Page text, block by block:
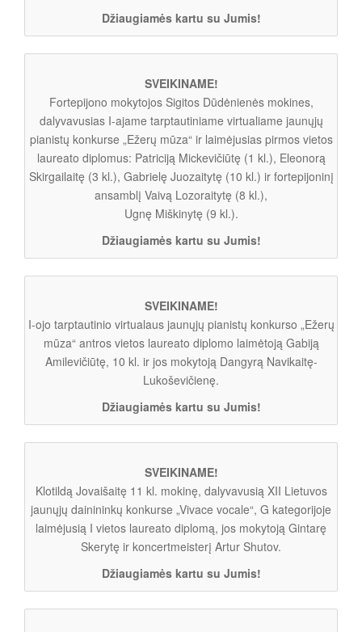
Džiaugiamės kartu su Jumis!
SVEIKINAME!
Fortepijono mokytojos Sigitos Dūdėnienės mokines,
dalyvavusias I-ajame tarptautiniame virtualiame jaunųjų
pianistų konkurse „Ežerų mūza“ ir laimėjusias pirmos vietos
laureato diplomus: Patriciją Mickevičiūtę (1 kl.), Eleonorą
Skirgailaitę (3 kl.), Gabrielę Juozaitytę (10 kl.) ir fortepijoninį
ansamblį Vaivą Lozoraitytę (8 kl.),
Ugnę Miškinytę (9 kl.).
Džiaugiamės kartu su Jumis!
SVEIKINAME!
I-ojo tarptautinio virtualaus jaunųjų pianistų konkurso „Ežerų
mūza“ antros vietos laureato diplomo laimėtoją Gabiją
Amilevičiūtę, 10 kl. ir jos mokytoją Dangyrą Navikaitę-
Lukoševičienę.
Džiaugiamės kartu su Jumis!
SVEIKINAME!
Klotildą Jovaišaitę 11 kl. mokinę, dalyvavusią XII Lietuvos
jaunųjų dainininkų konkurse „Vivace vocale“, G kategorijoje
laimėjusią I vietos laureato diplomą, jos mokytoją Gintarę
Skerytę ir koncertmeisterį Artur Shutov.
Džiaugiamės kartu su Jumis!